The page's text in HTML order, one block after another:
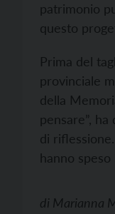
patrimonio
questo
Prima del
provinciale
della
pensare”,
di
hanno
di Marianna